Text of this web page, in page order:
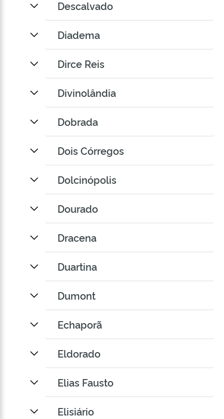
Descalvado
Diadema
Dirce Reis
Divinolândia
Dobrada
Dois Córregos
Dolcinópolis
Dourado
Dracena
Duartina
Dumont
Echaporã
Eldorado
Elias Fausto
Elisiário